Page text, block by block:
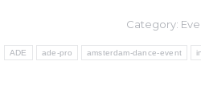
Category:
ADE ade-pro amsterdam-dance-event